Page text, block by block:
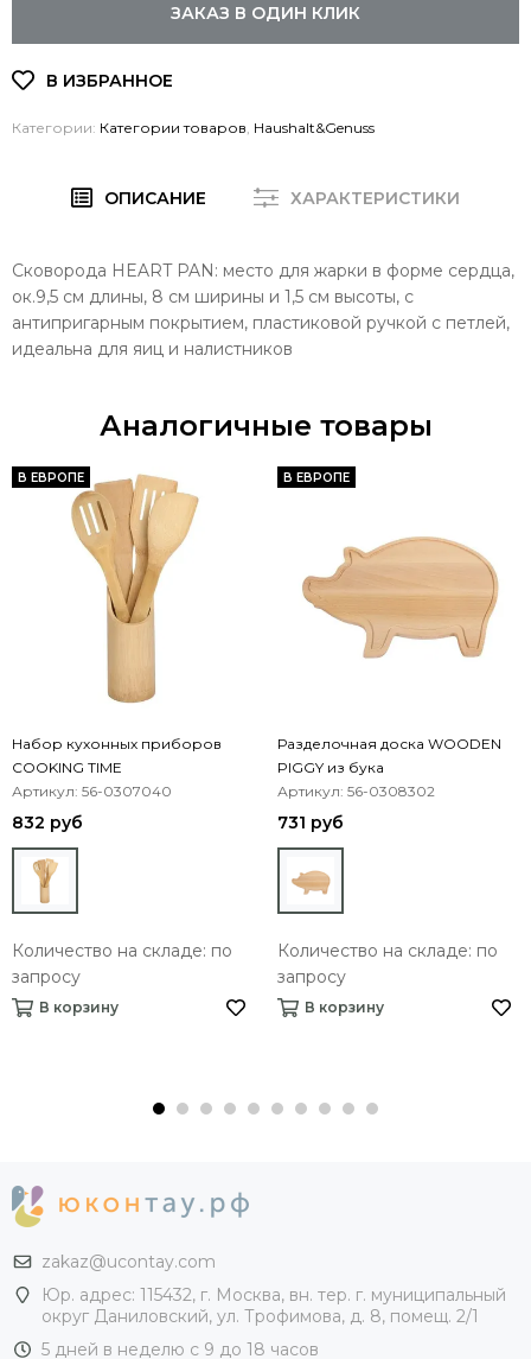
ЗАКАЗ В ОДИН КЛИК
Категории: Категории товаров Haushalt&Genuss
ОПИСАНИЕ ХАРАКТЕРИСТИКИ
Cковорода HEART PAN: место для жарки в форме сердца,
ок.9,5 см длины, 8 см ширины и 1,5 см высоты, с
антипригарным покрытием, пластиковой ручкой с петлей,
идеальна для яиц и налистников
Аналогичные товары
В ЕВРОПЕ
Набор кухонных приборов
COOKING TIME
Артикул: 56-0307040
832 руб
Количество на складе: по
запросу
В корзину
В ЕВРОПЕ
Разделочная доска WOODEN
PIGGY из бука
Артикул: 56-0308302
731 руб
Количество на складе: по
запросу
В корзину
zakaz@ucontay.com
Юр. адрес: 115432, г. Москва, вн. тер. г. муниципальный
округ Даниловский, ул. Трофимова, д. 8, помещ. 2/1
5 дней в неделю с 9 до 18 часов